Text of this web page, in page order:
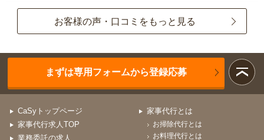
お客様の声・口コミをもっと見る
まずは専用フォームから登録応募
CaSyトップページ
家事代行求人TOP
業務委託の求人
家事代行とは
お掃除代行とは
お料理代行とは